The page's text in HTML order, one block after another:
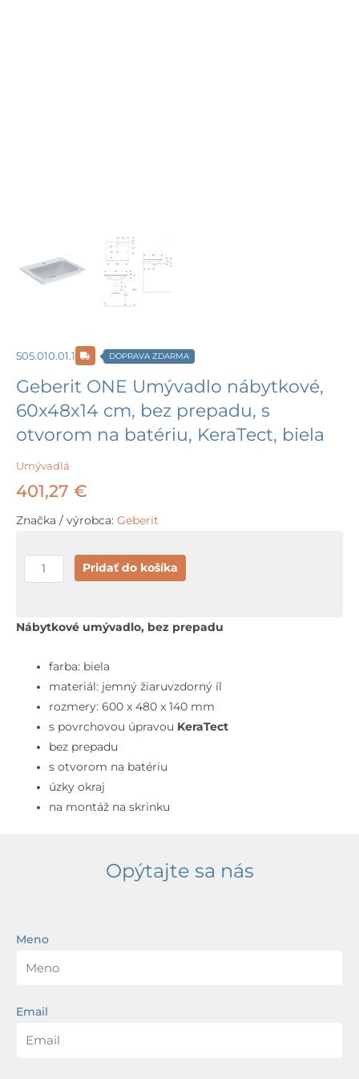
505.010.01.1 DOPRAVA ZDARMA
Geberit ONE Umývadlo nábytkové,
60x48x14 cm, bez prepadu, s
otvorom na batériu, KeraTect, biela
Umývadlá
401,27 €
Značka / výrobca: Geberit
množstvo
Geberit
Umývadlo
60x48x14
cm,
bez
prepadu,
otvorom
batériu,
Pridať do košíka
Nábytkové umývadlo, bez prepadu
farba: biela
materiál: jemný žiaruvzdorný íl
rozmery: 600 x 480 x 140 mm
s povrchovou úpravou KeraTect
bez prepadu
s otvorom na batériu
úzky okraj
na montáž na skrinku
Opýtajte sa nás
Meno
Email